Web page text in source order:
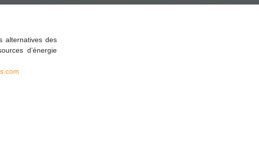
alternatives des
d’énergie